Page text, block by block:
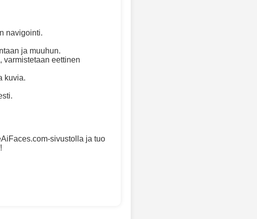
navigointi.
ja muuhun.
varmistetaan eettinen
kuvia.
sivustolla ja tuo